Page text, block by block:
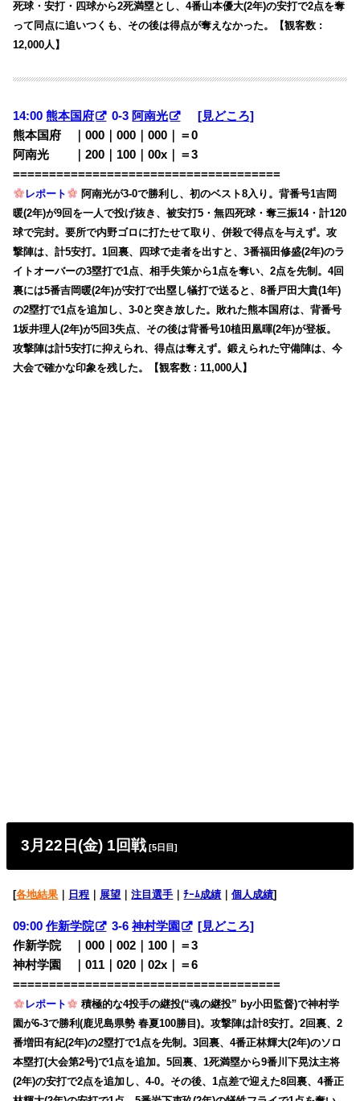
死球・安打・四球から2死満塁とし、4番山本優大(2年)の安打で2点を奪
って同点に追いつくも、その後は得点が奪えなかった。【観客数 :
12,000人】
14:00熊本国府 0-3 阿南光
[見どころ]
熊本国府 ｜000｜000｜000｜＝0
阿南光 ｜200｜100｜00x｜＝3
=====================================
レポート
阿南光が3-0で勝利し、初のベスト8入り。背番号1吉岡
暖(2年)が9回を一人で投げ抜き、被安打5・無四死球・奪三振14・計120
球で完封。要所で内野ゴロに打たせて取り、併殺で得点を与えず。攻
撃陣は、計5安打。1回裏、四球で走者を出すと、3番福田修盛(2年)のラ
イトオーバーの3塁打で1点、相手失策から1点を奪い、2点を先制。4回
裏には5番吉岡暖(2年)が安打で出塁し犠打で送ると、8番戸田大貴(1年)
の2塁打で1点を追加し、3-0と突き放した。敗れた熊本国府は、背番号
1坂井理人(2年)が5回3失点、その後は背番号10植田凰暉(2年)が登板。
攻撃陣は計5安打に抑えられ、得点は奪えず。鍛えられた守備陣は、今
大会で確かな印象を残した。【観客数 : 11,000人】
3月22日(金) 1回戦[5日目]
[各地結果 ｜ 日程 ｜ 展望 ｜注目選手 ｜ﾁｰﾑ成績 ｜個人成績]
09:00作新学院 3-6神村学園
[見どころ]
作新学院 ｜000｜002｜100｜＝3
神村学園 ｜011｜020｜02x｜＝6
=====================================
レポート
積極的な4投手の継投(“魂の継投” by小田監督)で神村学
園が6-3で勝利(鹿児島県勢 春夏100勝目)。攻撃陣は計8安打。2回裏、2
番増田有紀(2年)の2塁打で1点を先制。3回裏、4番正林輝大(2年)のソロ
本塁打(大会第2号)で1点を追加。5回裏、1死満塁から9番川下晃汰主将
(2年)の安打で2点を追加し、4-0。その後、1点差で迎えた8回裏、4番正